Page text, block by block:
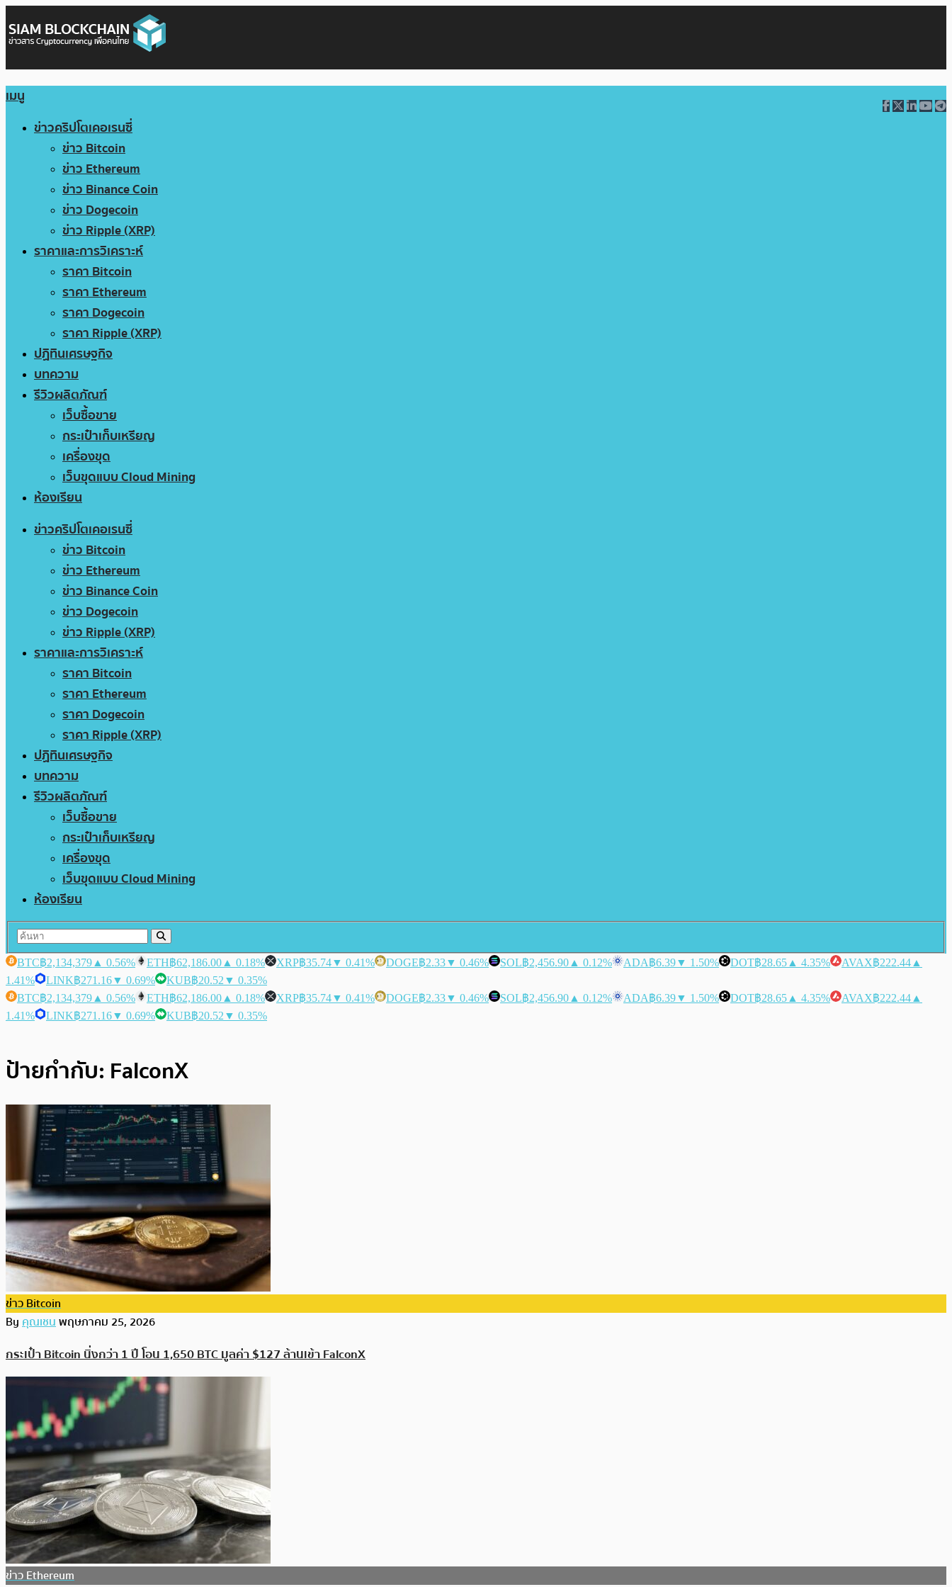
เมนู
ข่าวคริปโตเคอเรนซี่
ข่าว Bitcoin
ข่าว Ethereum
ข่าว Binance Coin
ข่าว Dogecoin
ข่าว Ripple (XRP)
ราคาและการวิเคราะห์
ราคา Bitcoin
ราคา Ethereum
ราคา Dogecoin
ราคา Ripple (XRP)
ปฏิทินเศรษฐกิจ
บทความ
รีวิวผลิตภัณฑ์
เว็บซื้อขาย
กระเป๋าเก็บเหรียญ
เครื่องขุด
เว็บขุดแบบ Cloud Mining
ห้องเรียน
ข่าวคริปโตเคอเรนซี่
ข่าว Bitcoin
ข่าว Ethereum
ข่าว Binance Coin
ข่าว Dogecoin
ข่าว Ripple (XRP)
ราคาและการวิเคราะห์
ราคา Bitcoin
ราคา Ethereum
ราคา Dogecoin
ราคา Ripple (XRP)
ปฏิทินเศรษฐกิจ
บทความ
รีวิวผลิตภัณฑ์
เว็บซื้อขาย
กระเป๋าเก็บเหรียญ
เครื่องขุด
เว็บขุดแบบ Cloud Mining
ห้องเรียน
BTC฿2,134,379 ▲ 0.56% ETH฿62,186.00 ▲ 0.18% XRP฿35.74▼ 0.41% DOGE฿2.33▼ 0.46% SOL฿2,456.90 ▲ 0.12% ADA฿6.39▼ 1.50% DOT฿28.65 ▲ 4.35% AVAX฿222.44 ▲
1.41%
LINK฿271.16▼ 0.69% KUB฿20.52 ▼ 0.35%
BTC฿2,134,379 ▲ 0.56% ETH฿62,186.00 ▲ 0.18% XRP฿35.74▼ 0.41% DOGE฿2.33▼ 0.46% SOL฿2,456.90 ▲ 0.12% ADA฿6.39▼ 1.50% DOT฿28.65 ▲ 4.35% AVAX฿222.44 ▲
1.41%
LINK฿271.16▼ 0.69% KUB฿20.52 ▼ 0.35%
ป้ายกำกับ: FalconX
ข่าว Bitcoin
Byคุณเชนพฤษภาคม 25, 2026
กระเป๋า Bitcoin นิ่งกว่า 1 ปี โอน 1,650 BTC มูลค่า $127 ล้านเข้า FalconX
ข่าว Ethereum